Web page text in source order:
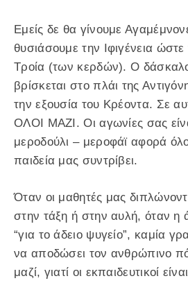
Εμείς δε θα γίνουμε
θυσιάσουμε την Ιφιγένεια
Τροία (των κερδών). Ο
βρίσκεται στο πλάι της
την εξουσία του Κρέοντα. Σε
ΟΛΟΙ ΜΑΖΙ. Οι αγωνίες σας
μεροδούλι – μεροφάϊ αφορά
παιδεία μας συντρίβει.
Όταν οι μαθητές μας
στην τάξη ή στην αυλή, όταν η
“για το άδειο ψυγείο”, καμία
να αποδώσει τον ανθρώπινο
μαζί, γιατί οι εκπαιδευτικοί